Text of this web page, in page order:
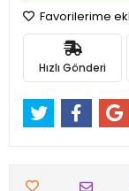
Favorilerime
Hızlı Gönderi